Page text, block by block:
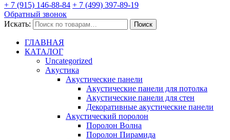
+ 7 (915) 146-88-84 + 7 (499) 397-89-19
Обратный звонок
Искать:
Поиск
ГЛАВНАЯ
КАТАЛОГ
Uncategorized
Акустика
Акустические панели
Акустические панели для потолка
Акустические панели для стен
Декоративные акустические панели
Акустический поролон
Поролон Волна
Поролон Пирамида